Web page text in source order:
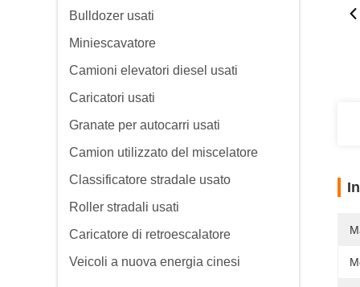
Bulldozer usati
Miniescavatore
Camioni elevatori diesel usati
Caricatori usati
Granate per autocarri usati
Camion utilizzato del miscelatore
Classificatore stradale usato
Roller stradali usati
Caricatore di retroescalatore
Veicoli a nuova energia cinesi